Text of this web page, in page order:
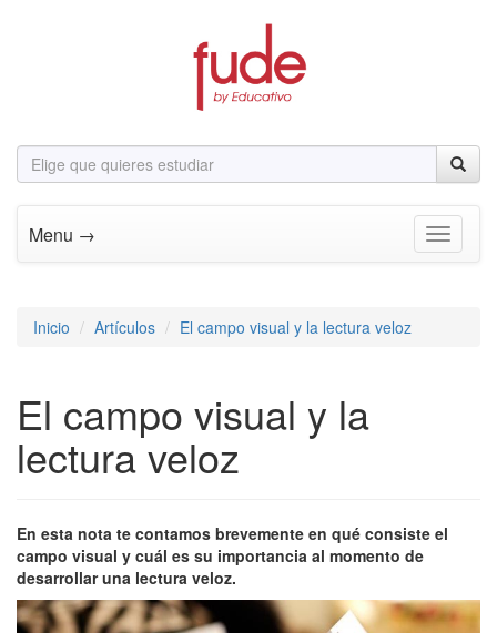
Menu → Toggle
Inicio Artículos El campo visual y la lectura veloz
El campo visual y la
lectura veloz
En esta nota te contamos brevemente en qué consiste el
campo visual y cuál es su importancia al momento de
desarrollar una lectura veloz.